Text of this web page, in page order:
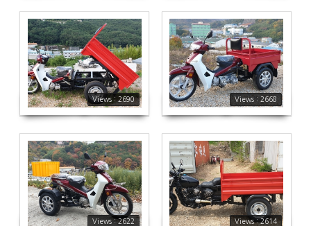
Views : 2690
2690
Views : 2668
2668
Views : 2622
2622
Views : 2614
2614